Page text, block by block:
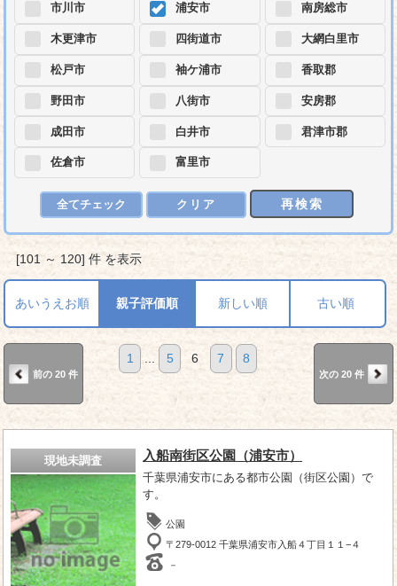
市川市
木更津市
松戸市
野田市
成田市
佐倉市
浦安市
四街道市
袖ケ浦市
八街市
白井市
富里市
南房総市
大網白里市
香取郡
安房郡
君津市郡
全てチェック クリア 再検索
[101 ～ 120] 件 を表示
あいうえお順 親子評価順 新しい順 古い順
前の 20 件
1 5 6 7 8
次の 20 件
現地未調査 入船南街区公園（浦安市）
千葉県浦安市にある都市公園（街区公園）で
す。
公園
〒279-0012 千葉県浦安市入船４丁目１１−４
－